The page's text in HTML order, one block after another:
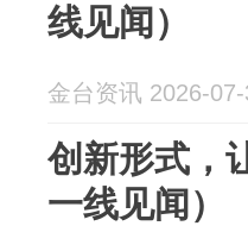
线见闻）
金台资讯 2026-07-
创新形式，
一线见闻）